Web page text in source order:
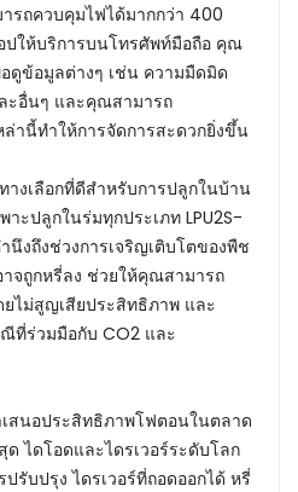
รถควบคุมไฟได้มากกว่า 400
ปให้บริการบนโทรศัพท์มือถือ คุณ
ดูข้อมูลต่างๆ เช่น ความมืดมิด
ะอื่นๆ และคุณสามารถ
านี้ทำให้การจัดการสะดวกยิ่งขึ้น
างเลือกที่ดีสำหรับการปลูกในบ้าน
ะปลูกในร่มทุกประเภท LPU2S-
นึงถึงช่วงการเจริญเติบโตของพืช
าจถูกหรี่ลง ช่วยให้คุณสามารถ
ยไม่สูญเสียประสิทธิภาพ และ
ที่ร่วมมือกับ CO2 และ
สนอประสิทธิภาพโฟตอนในตลาด
ไดโอดและไดรเวอร์ระดับโลก
รับปรุง ไดรเวอร์ที่ถอดออกได้ หรี่